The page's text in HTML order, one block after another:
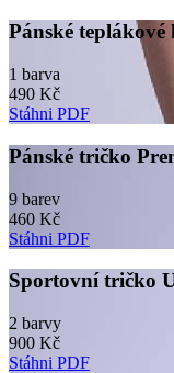
Pánské
1 barva
490 Kč
Stáhni PDF
Pánské tričko
9 barev
460 Kč
Stáhni PDF
Sportovní tričko
2 barvy
900 Kč
Stáhni PDF